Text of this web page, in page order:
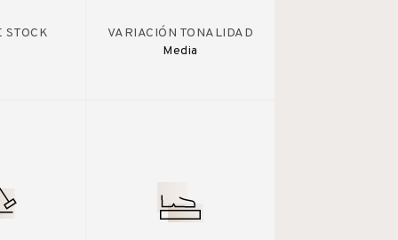
STOCK
VARIACIÓN TONALIDAD
Media